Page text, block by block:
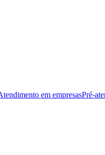
em empresasPré-